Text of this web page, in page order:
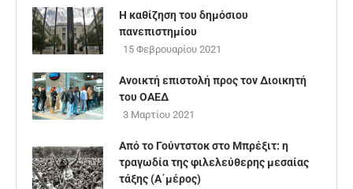
Η καθίζηση του δημόσιου
πανεπιστημίου
15 Φεβρουαρίου 2021
Ανοικτή επιστολή προς τον Διοικητή
του ΟΑΕΔ
3 Μαρτίου 2021
Από το Γούντστοκ στο Μπρέξιτ: η
τραγωδία της φιλελεύθερης μεσαίας
τάξης (Α΄μέρος)